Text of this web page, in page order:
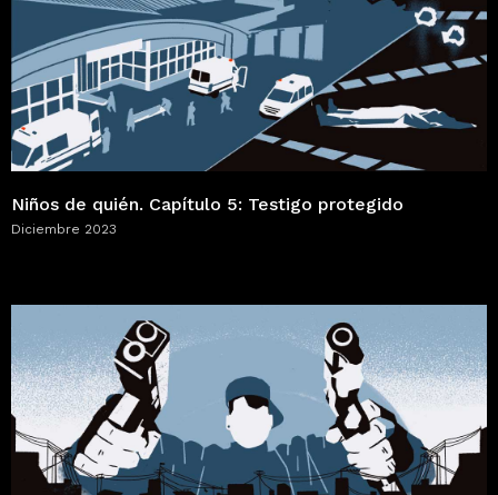
Niños de quién. Capítulo 5: Testigo protegido
Diciembre 2023